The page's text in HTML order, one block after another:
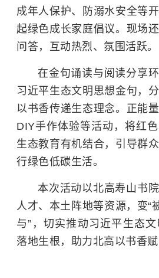
成年人保护、防溺水安全等
起绿色成长家庭倡议。现场
问答，互动热烈、氛围活跃。
在金句诵读与阅读分享
习近平生态文明思想金句，
以书香传递生态理念。正能
DIY手作体验等活动，将红
生态教育有机结合，引导群
行绿色低碳生活。
本次活动以北高寿山书
人才、本土阵地等资源，变“
与”，切实推动习近平生态
落地生根，助力北高以书香赋